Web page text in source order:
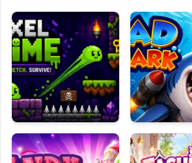
Candy
Super
Lines
Fashion
Dress
Up